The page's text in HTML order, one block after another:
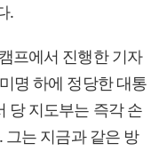
.
프에서 진행한 기자
명 하에 정당한 대통
당 지도부는 즉각 손
그는 지금과 같은 방